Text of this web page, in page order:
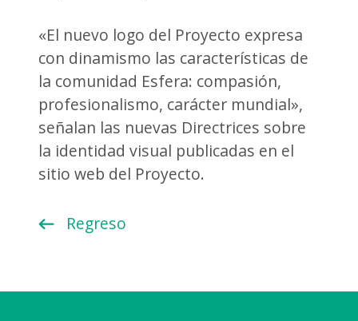
«El nuevo logo del Proyecto expresa
con dinamismo las características de
la comunidad Esfera: compasión,
profesionalismo, carácter mundial»,
señalan las nuevas Directrices sobre
la identidad visual publicadas en el
sitio web del Proyecto.
Regreso